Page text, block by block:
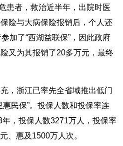
患者，救治近半年，出院时医
险与大病保险报销后，个人还
加了“西湖益联保”，因此政府
又为其报销了20多万元，最终
，浙江已率先全省域推出低门
民保”。投保人数和投保率连
，投保人数3271万人，投保率
、惠及1500万人次。